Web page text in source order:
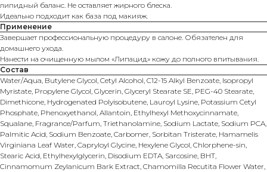
липидный баланс. Не оставляет жирного блеска.
Идеально подходит как база под макияж.
Применение
Завершает профессиональную процедуру в салоне. Обязателен для
домашнего ухода.
Нанести на очищенную мылом «Липацид» кожу до полного впитывания.
Состав
Water/Aqua, Butylene Glycol, Cetyl Alcohol, C12-15 Alkyl Benzoate, Isopropyl
Myristate, Propylene Glycol, Glycerin, Glyceryl Stearate SE, PEG-40 Stearate,
Dimethicone, Hydrogenated Polyisobutene, Lauroyl Lysine, Potassium Cetyl
Phosphate, Phenoxyethanol, Allantoin, Ethylhexyl Methoxycinnamate,
Squalane, Fragrance/Parfum, Triethanolamine, Sodium Lactate, Sodium PCA,
Palmitic Acid, Sodium Benzoate, Carbomer, Sorbitan Tristerate, Hamamelis
Virginiana Leaf Water, Capryloyl Glycine, Hexylene Glycol, Chlorphene-sin,
Stearic Acid, Ethylhexylglycerin, Disodium EDTA, Sarcosine, BHT,
Cinnamomum Zeylanicum Bark Extract, Chamomilla Recutita Flower Water,